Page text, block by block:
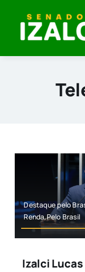
content
O que eu Penso
Destaque pelo
Renda,Pelo Brasil
Izalci